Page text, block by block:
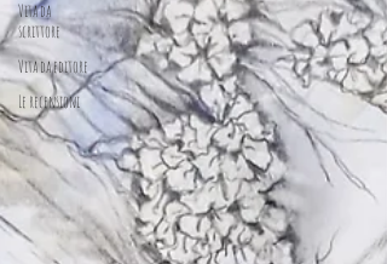
Vita da
scrittore
Vita da editore
Le recensioni